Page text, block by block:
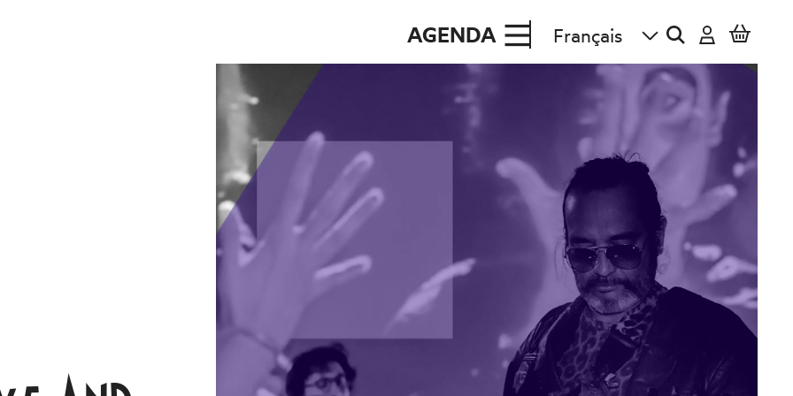
AGENDA
En revue
En escale
Plein Phare